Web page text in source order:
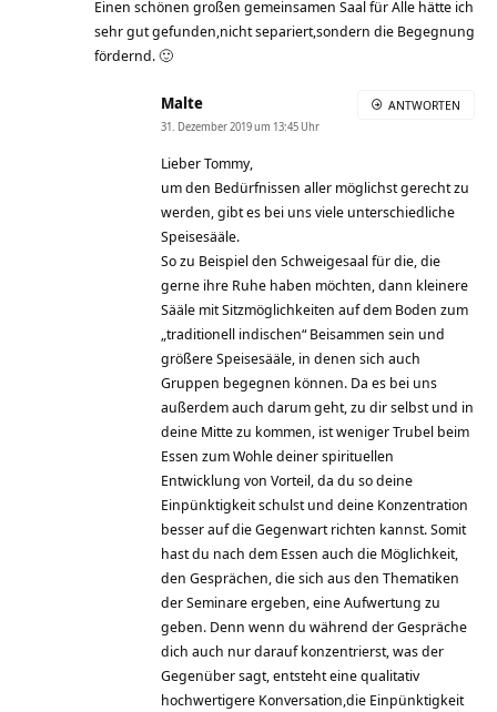
Einen schönen großen gemeinsamen Saal für Alle hätte ich
sehr gut gefunden,nicht separiert,sondern die Begegnung
fördernd. 🙂
Malte
31. Dezember 2019 um 13:45 Uhr
Lieber Tommy,
um den Bedürfnissen aller möglichst gerecht zu
werden, gibt es bei uns viele unterschiedliche
Speisesääle.
So zu Beispiel den Schweigesaal für die, die
gerne ihre Ruhe haben möchten, dann kleinere
Sääle mit Sitzmöglichkeiten auf dem Boden zum
„traditionell indischen“ Beisammen sein und
größere Speisesääle, in denen sich auch
Gruppen begegnen können. Da es bei uns
außerdem auch darum geht, zu dir selbst und in
deine Mitte zu kommen, ist weniger Trubel beim
Essen zum Wohle deiner spirituellen
Entwicklung von Vorteil, da du so deine
Einpünktigkeit schulst und deine Konzentration
besser auf die Gegenwart richten kannst. Somit
hast du nach dem Essen auch die Möglichkeit,
den Gesprächen, die sich aus den Thematiken
der Seminare ergeben, eine Aufwertung zu
geben. Denn wenn du während der Gespräche
dich auch nur darauf konzentrierst, was der
Gegenüber sagt, entsteht eine qualitativ
hochwertigere Konversation,die Einpünktigkeit
ANTWORTEN